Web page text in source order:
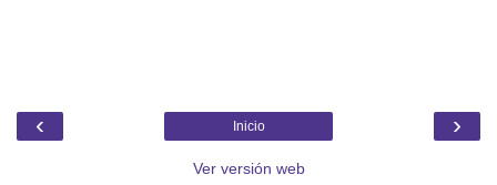
‹ ›
Inicio
Ver versión web